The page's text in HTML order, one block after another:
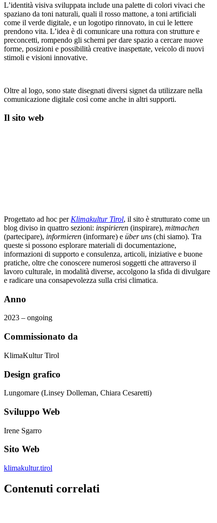
L’identità visiva sviluppata include una palette di colori vivaci che
spaziano da toni naturali, quali il rosso mattone, a toni artificiali
come il verde digitale, e un logotipo rinnovato, in cui le lettere
prendono vita. L’idea è di comunicare una rottura con strutture e
preconcetti, rompendo gli schemi per dare spazio a cercare nuove
forme, posizioni e possibilità creative inaspettate, veicolo di nuovi
stimoli e visioni innovative.
Oltre al logo, sono state disegnati diversi signet da utilizzare nella
comunicazione digitale così come anche in altri supporti.
Il sito web
Progettato ad hoc per Klimakultur Tirol, il sito è strutturato come un
blog diviso in quattro sezioni: inspirieren (inspirare), mitmachen
(partecipare), informieren (informare) e über uns (chi siamo). Tra
queste si possono esplorare materiali di documentazione,
informazioni di supporto e consulenza, articoli, iniziative e buone
pratiche, oltre che conoscere numerosi soggetti che attraverso il
lavoro culturale, in modalità diverse, accolgono la sfida di divulgare
e radicare una consapevolezza sulla crisi climatica.
Anno
2023 – ongoing
Commissionato da
KlimaKultur Tirol
Design grafico
Lungomare (Linsey Dolleman, Chiara Cesaretti)
Sviluppo Web
Irene Sgarro
Sito Web
klimakultur.tirol
Contenuti correlati